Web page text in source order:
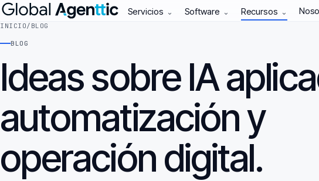
Servicios ⌄ Software ⌄ Recursos ⌄
INICIO/ BLOG
BLOG
Ideas sobre IA
automatización y
operación digital.